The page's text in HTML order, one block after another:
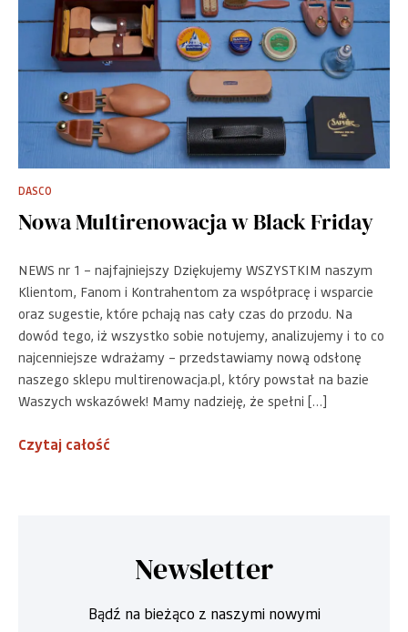
DASCO
Nowa Multirenowacja w Black Friday
NEWS nr 1 – najfajniejszy Dziękujemy WSZYSTKIM naszym
Klientom, Fanom i Kontrahentom za współpracę i wsparcie
oraz sugestie, które pchają nas cały czas do przodu. Na
dowód tego, iż wszystko sobie notujemy, analizujemy i to co
najcenniejsze wdrażamy – przedstawiamy nową odsłonę
naszego sklepu multirenowacja.pl, który powstał na bazie
Waszych wskazówek! Mamy nadzieję, że spełni […]
Czytaj całość
Newsletter
Bądź na bieżąco z naszymi nowymi